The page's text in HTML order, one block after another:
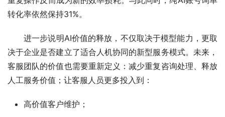
转化率依然保持31%。
进一步说明AI价值的释放，不仅取决于模型能力，更取
决于企业是否建立了适合人机协同的新型服务模式。未来，
客服团队的价值也需要重新定义：减少重复咨询处理、释放
人工服务价值；让客服人员更多投入到：
高价值客户维护；